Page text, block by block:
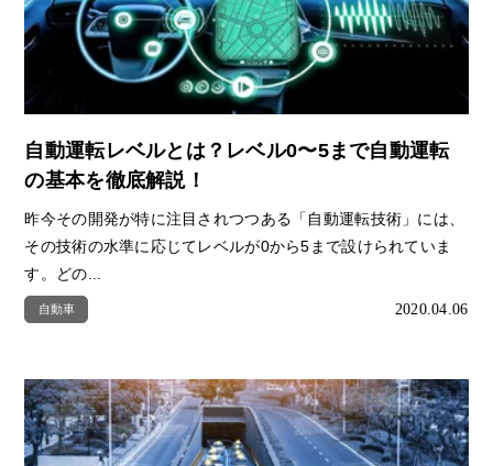
自動運転レベルとは？レベル0〜5まで自動運転
の基本を徹底解説！
昨今その開発が特に注目されつつある「自動運転技術」には、
その技術の水準に応じてレベルが0から5まで設けられていま
す。どの...
自動車 2020.04.06